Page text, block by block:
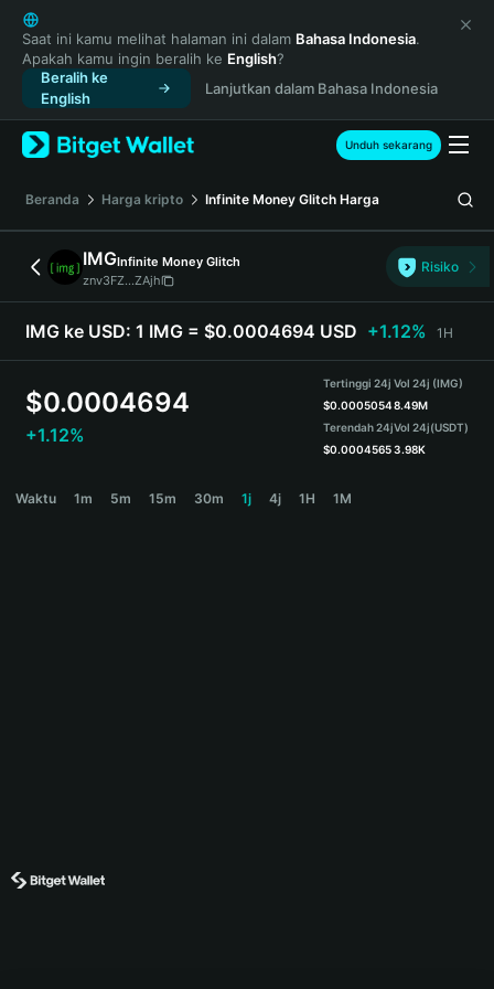
English
日本語
Tiếng Việt
Русский
Español (Latinoamérica)
Türkçe
Français
Deutsch
繁體中文
Português (Portugal)
Bahasa Indonesia
ภาษาไทย
Español
Español (Argentina)
Saat ini kamu melihat halaman ini dalam Bahasa Indonesia.
Apakah kamu ingin beralih ke English?
Beralih ke
English
Lanjutkan dalam Bahasa Indonesia
Unduh sekarang
Beranda Harga kripto Infinite Money Glitch Harga
IMGInfinite Money Glitch
znv3FZ...ZAjh
Risiko
IMG ke USD: 1 IMG = $0.0004694 USD +1.12% 1H
$0.0004694
+1.12%
Tertinggi 24j
$0.0005054
Terendah 24j
$0.0004565
Vol 24j (IMG)
8.49M
Vol 24j(USDT)
3.98K
Waktu 1m 5m 15m 30m 1j 4j 1H 1M